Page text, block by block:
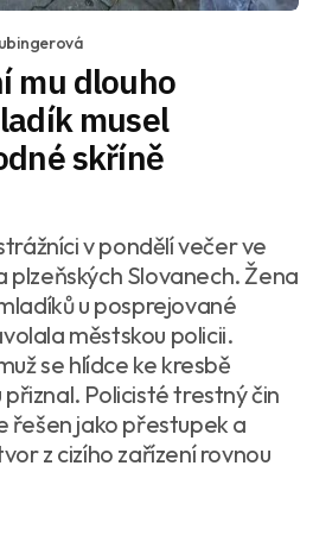
mu dlouho
musel
skříně
v pondělí večer ve
plzeňských Slovanech. Žena
u posprejované
městskou policii.
se hlídce ke kresbě
Policisté trestný čin
řešen jako přestupek a
z cizího zařízení rovnou